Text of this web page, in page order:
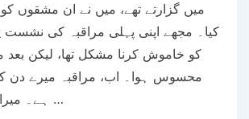
میں گزارتے تھے، میں نے ان مشقوں کو
کیا۔ مجھے اپنی پہلی مراقبہ کی نشست
کو خاموش کرنا مشکل تھا، لیکن
محسوس ہوا۔ اب، مراقبہ میرے دن
ہے۔ میرا پسندیدہ مراقبہ …